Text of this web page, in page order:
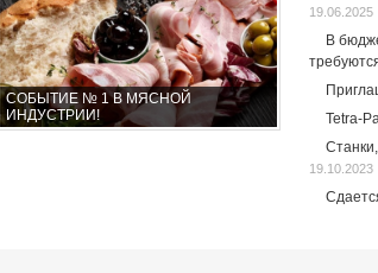
СОБЫТИЕ № 1 В МЯСНОЙ
ИНДУСТРИИ!
19.06.2025
В
Tetra-
19.10.2023